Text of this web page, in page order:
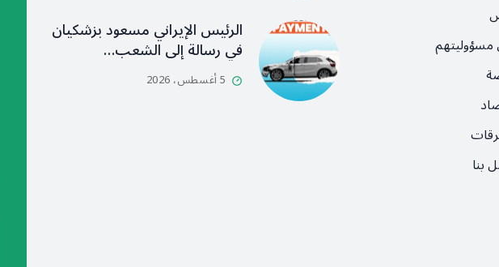
بنا
الرئيس الإيراني مسعود بزشكيان
في رسالة إلى الشعب…
5 أغسطس، 2026